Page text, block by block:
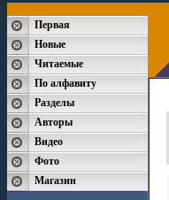
Первая
Новые
Читаемые
По алфавиту
Разделы
Авторы
Видео
Фото
Магазин